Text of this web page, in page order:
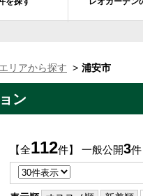
らせ
レ
1期〕 レオ
いて レ
アリアから探す 浦安市
ン
【全112件】 一般公開3件